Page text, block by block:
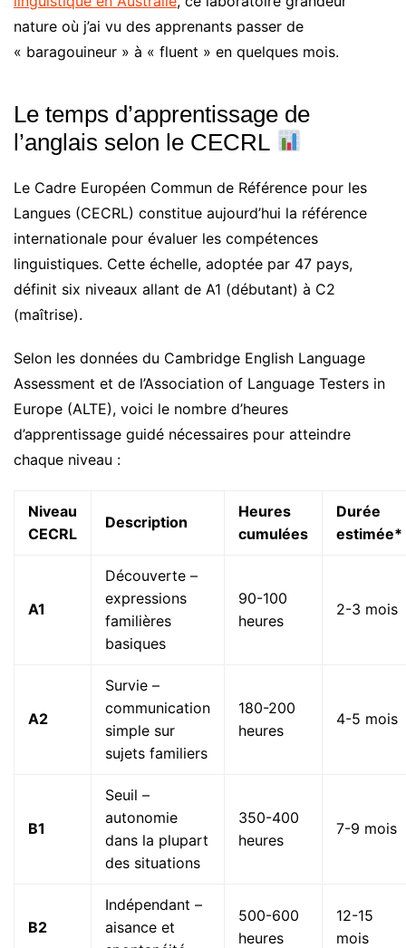
nature où j’ai vu des apprenants passer de
« baragouineur » à « fluent » en quelques mois.
Le temps d’apprentissage de
l’anglais selon le CECRL
Le Cadre Européen Commun de Référence pour les
Langues (CECRL) constitue aujourd’hui la référence
internationale pour évaluer les compétences
linguistiques. Cette échelle, adoptée par 47 pays,
définit six niveaux allant de A1 (débutant) à C2
(maîtrise).
Selon les données du Cambridge English Language
Assessment et de l’Association of Language Testers in
Europe (ALTE), voici le nombre d’heures
d’apprentissage guidé nécessaires pour atteindre
chaque niveau :
Niveau
CECRL
Description
Heures
cumulées
Durée
estimée*
A1
Découverte –
expressions
familières
basiques
90-100
heures
2-3 mois
A2
Survie –
communication
simple sur
sujets familiers
180-200
heures
4-5 mois
B1
Seuil –
autonomie
dans la plupart
des situations
350-400
heures
7-9 mois
B2
Indépendant –
aisance et
500-600
heures
12-15
mois